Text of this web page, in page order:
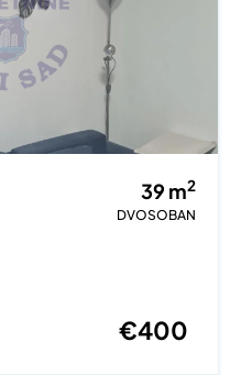
39 m2
DVOSOBAN
€400